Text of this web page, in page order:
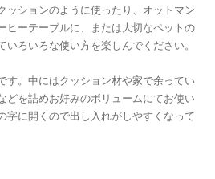
ッションのように使ったり、オットマン
ヒーテーブルに、または大切なペットの
ろいろな使い方を楽しんでください。
す。中にはクッション材や家で余ってい
どを詰めお好みのボリュームにてお使い
字に開くので出し入れがしやすくなって